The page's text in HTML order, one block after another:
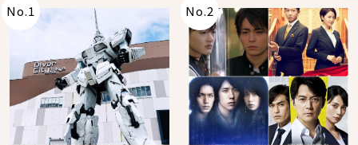
No.1 No.2